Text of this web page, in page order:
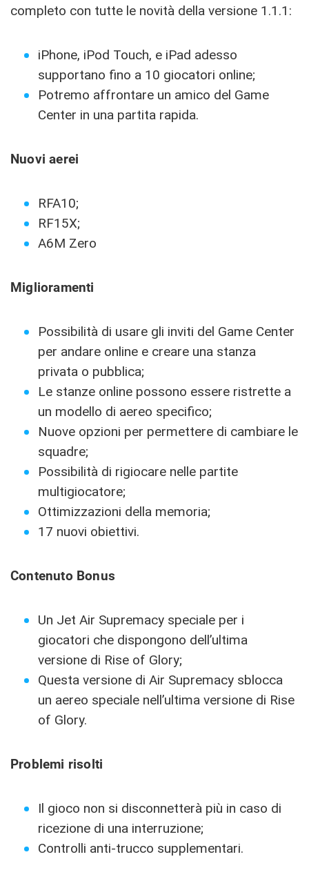
completo con tutte le novità della versione 1.1.1:
iPhone, iPod Touch, e iPad adesso
supportano fino a 10 giocatori online;
Potremo affrontare un amico del Game
Center in una partita rapida.
Nuovi aerei
RFA10;
RF15X;
A6M Zero
Miglioramenti
Possibilità di usare gli inviti del Game Center
per andare online e creare una stanza
privata o pubblica;
Le stanze online possono essere ristrette a
un modello di aereo specifico;
Nuove opzioni per permettere di cambiare le
squadre;
Possibilità di rigiocare nelle partite
multigiocatore;
Ottimizzazioni della memoria;
17 nuovi obiettivi.
Contenuto Bonus
Un Jet Air Supremacy speciale per i
giocatori che dispongono dell’ultima
versione di Rise of Glory;
Questa versione di Air Supremacy sblocca
un aereo speciale nell’ultima versione di Rise
of Glory.
Problemi risolti
Il gioco non si disconnetterà più in caso di
ricezione di una interruzione;
Controlli anti-trucco supplementari.